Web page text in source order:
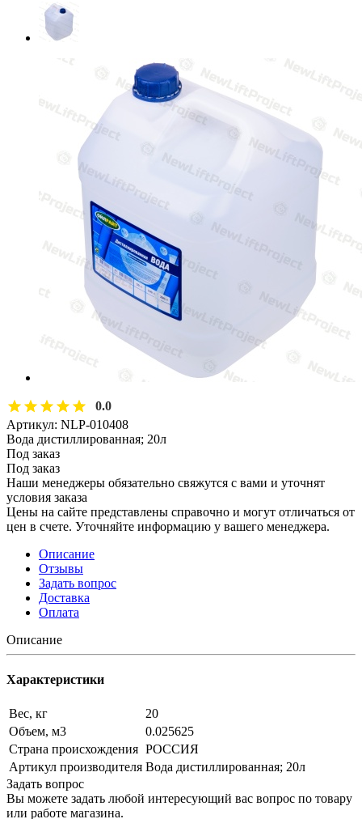
0.0
Артикул: NLP-010408
Вода дистиллированная; 20л
Под заказ
Под заказ
Наши менеджеры обязательно свяжутся с вами и уточнят
условия заказа
Цены на сайте представлены справочно и могут отличаться от
цен в счете. Уточняйте информацию у вашего менеджера.
Описание
Отзывы
Задать вопрос
Доставка
Оплата
Описание
Характеристики
Вес, кг
20
Объем, м3
0.025625
Страна происхождения РОССИЯ
Артикул производителя Вода дистиллированная; 20л
Задать вопрос
Вы можете задать любой интересующий вас вопрос по товару
или работе магазина.